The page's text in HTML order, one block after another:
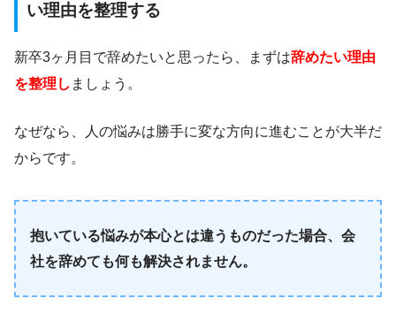
い理由を整理する
新卒3ヶ月目で辞めたいと思ったら、まずは辞めたい理由
を整理し ましょう。
なぜなら、人の悩みは勝手に変な方向に進むことが大半だ
からです。
抱いている悩みが本心とは違うものだった場合、会
社を辞めても何も解決されません。